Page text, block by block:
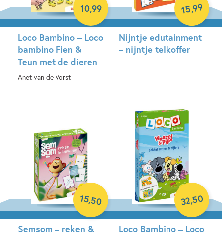
Loco Bambino – Loco
bambino Fien &
Teun met de dieren
Anet van de Vorst
10,99
Nijntje edutainment
– nijntje telkoffer
15,99
Semsom – reken &
15,50
Loco Bambino – Loco
32,50